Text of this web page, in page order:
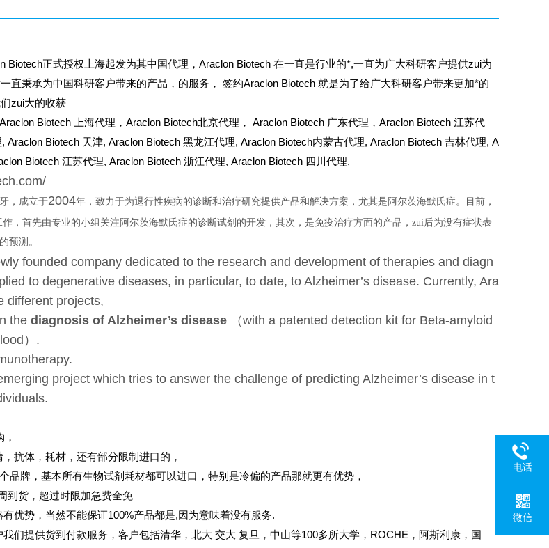
Biotech正式授权上海起发为其中国代理，Araclon Biotech 在一直是行业的*,一直为广大科研客户提供zui为
直秉承为中国科研客户带来的产品，的服务，
签约Araclon Biotech 就是为了给广大科研客户带来更加*的
zui大的收获
Biotech 上海代理，Araclon Biotech北京代理， Araclon Biotech 广东代理，Araclon Biotech 江苏代
Araclon Biotech 天津, Araclon Biotech 黑龙江代理, Araclon Biotech内蒙古代理, Araclon Biotech 吉林代理, A
Biotech 江苏代理, Araclon Biotech 浙江代理, Araclon Biotech 四川代理,
，成立于2004年，致力于为退行性疾病的诊断和治疗研究提供产品和解决方案，尤其是阿尔茨海默氏症。目前，
，首先由专业的小组关注阿尔茨海默氏症的诊断试剂的开发，其次，是免疫治疗方面的产品，zui后为没有症状表
预测。
founded company dedicated to the research and development of therapies and diagn
to degenerative diseases, in particular, to date, to Alzheimer’s disease. Currently, Ara
different projects,
the diagnosis of Alzheimer’s disease （with a patented detection kit for Beta-amyloid
）.
project which tries to answer the challenge of predicting Alzheimer’s disease in t
抗体，耗材，还有部分限制进口的，
品牌，基本所有生物试剂耗材都可以进口，特别是冷偏的产品那就更有优势，
到货，超过时限加急费全免
有优势，当然不能保证100%产品都是,因为意味着没有服务.
我们提供货到付款服务，客户包括清华，北大 交大 复旦，中山等100多所大学，ROCHE，阿斯利康，国
电话
微信